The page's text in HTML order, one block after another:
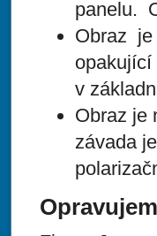
panelu.
Obraz je
opakující
v
Obraz je
závada